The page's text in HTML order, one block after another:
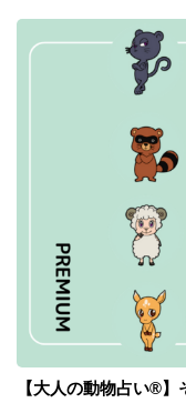
【大人の動物占い®